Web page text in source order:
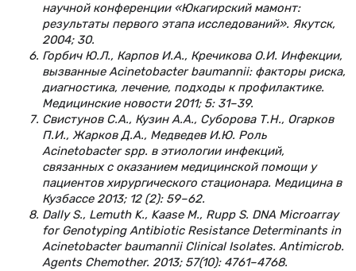
научной конференции «Юкагирский мамонт:
результаты первого этапа исследований». Якутск,
2004; 30.
Горбич Ю.Л., Карпов И.А., Кречикова О.И. Инфекции,
вызванные Acinetobacter baumannii: факторы риска,
диагностика, лечение, подходы к профилактике.
Медицинские новости 2011; 5: 31–39.
Свистунов С.А., Кузин А.А., Суборова Т.Н., Огарков
П.И., Жарков Д.А., Медведев И.Ю. Роль
Acinetobacter spp. в этиологии инфекций,
связанных с оказанием медицинской помощи у
пациентов хирургического стационара. Медицина в
Кузбассе 2013; 12 (2): 59–62.
Dally S., Lemuth K., Kaase M., Rupp S. DNA Microarray
for Genotyping Antibiotic Resistance Determinants in
Acinetobacter baumannii Clinical Isolates. Antimicrob.
Agents Chemother. 2013; 57(10): 4761–4768.